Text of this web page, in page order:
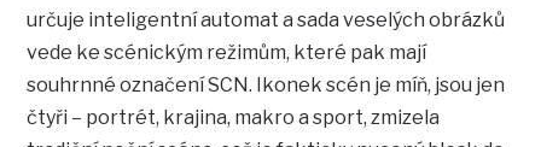
určuje inteligentní automat a sada veselých obrázků
vede ke scénickým režimům, které pak mají
souhrnné označení SCN. Ikonek scén je míň, jsou jen
čtyři – portrét, krajina, makro a sport, zmizela